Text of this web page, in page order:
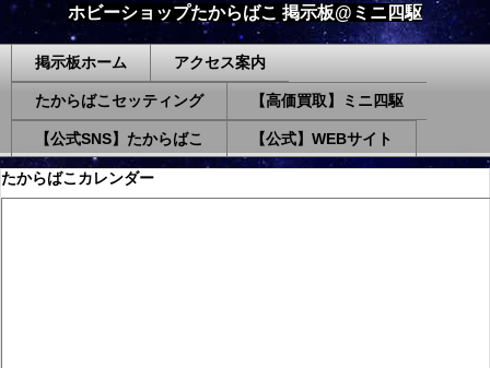
ホビーショップたからばこ 掲示板@ミニ四駆
掲示板ホーム アクセス案内
たからばこセッティング 【高価買取】ミニ四駆
【公式SNS】たからばこ 【公式】WEBサイト
たからばこカレンダー